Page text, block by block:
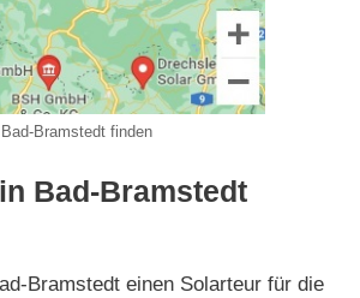
Bramstedt finden
Bad-Bramstedt
Bramstedt einen Solarteur für die